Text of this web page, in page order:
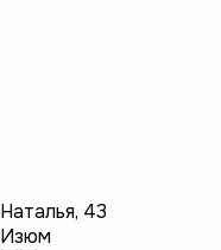
Наталья, 43
Изюм